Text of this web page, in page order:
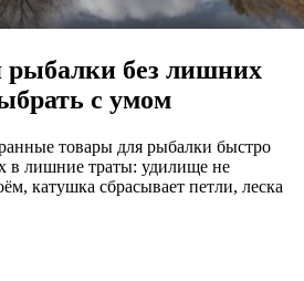
рыбалки без лишних
с умом
товары для рыбалки быстро
в лишние траты: удилище не
катушка сбрасывает петли, леска